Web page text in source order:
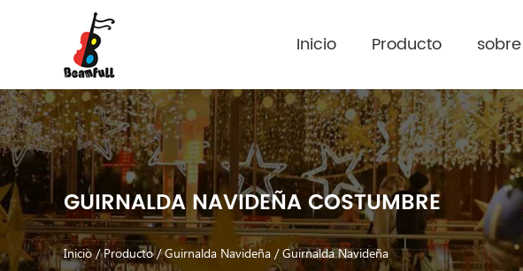
Inicio Producto sobre
GUIRNALDA NAVIDEÑA COSTUMBRE
Inicio/Producto/Guirnalda Navideña /Guirnalda Navideña